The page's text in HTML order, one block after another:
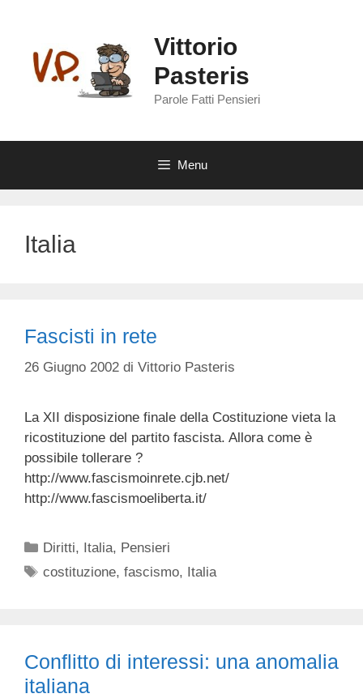
contenuto
Vittorio
Pasteris
Parole Fatti Pensieri
Menu
Italia
Fascisti in rete
26 Giugno 2002 di Vittorio Pasteris
La XII disposizione finale della Costituzione vieta la
ricostituzione del partito fascista. Allora come è
possibile tollerare ?
http://www.fascismoinrete.cjb.net/
http://www.fascismoeliberta.it/
Categorie
Diritti, Italia, Pensieri
Tag
costituzione,fascismo, Italia
Conflitto di interessi: una anomalia
italiana